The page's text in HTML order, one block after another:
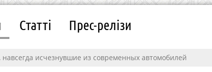
Статті Прес-релізи
исчезнувшие из современных автомобилей